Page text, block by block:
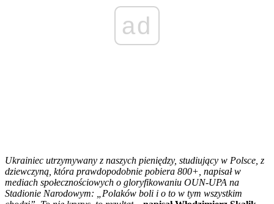
ad
Ukrainiec utrzymywany z naszych pieniędzy, studiujący w Polsce, z
dziewczyną, która prawdopodobnie pobiera 800+, napisał w
mediach społecznościowych o gloryfikowaniu OUN-UPA na
Stadionie Narodowym: „Polaków boli i o to w tym wszystkim